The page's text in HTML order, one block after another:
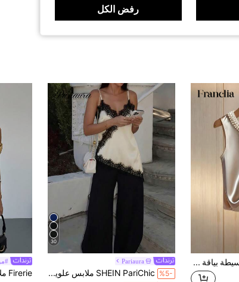
Franclia بلوزة نسائية بسيطة بياقة V محززة مزينة بالخرز بدون أكمام من الأسيتات للتنقل اليومي والكاجوال
30
Pariaura
%5- SHEIN PariChic ملابس علوية كامي نسائي مزين بالدانتيل بدون ظهر، ملابس صيفية أنيقة مطرزة بالحرير، ملابس موعد ليلي مغرية، ملابس شاطئ كاجوال صيفية باللون الكريمي والأسود
رفض الكل